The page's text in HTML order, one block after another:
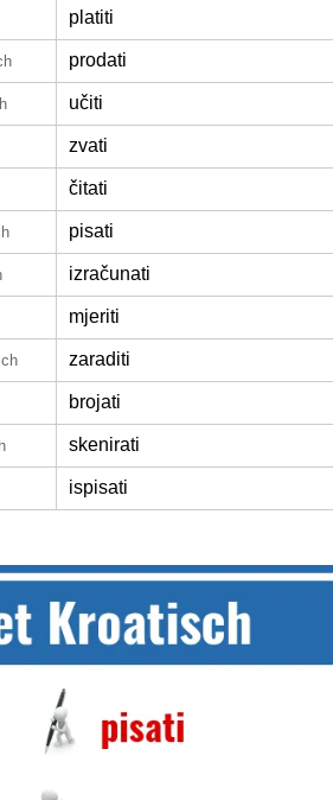
platiti
prodati
učiti
zvati
čitati
pisati
izračunati
mjeriti
zaraditi
brojati
skenirati
ispisati